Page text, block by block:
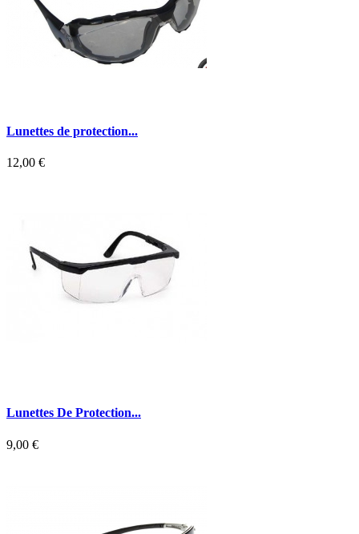
Lunettes de protection...
12,00 €
Lunettes De Protection...
9,00 €